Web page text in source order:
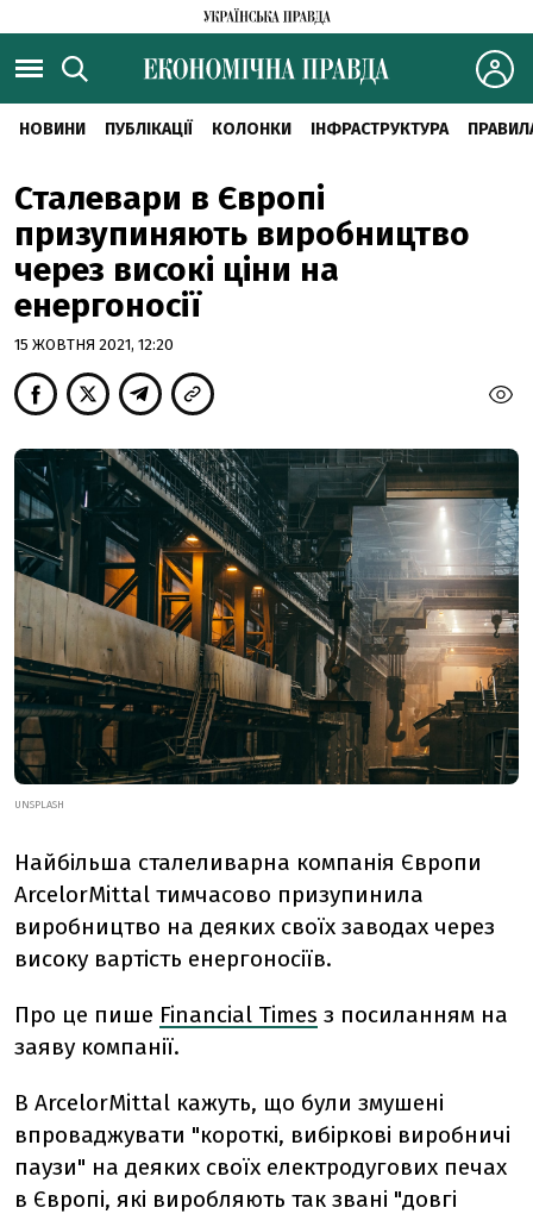
НОВИНИ ПУБЛІКАЦІЇ КОЛОНКИ ІНФРАСТРУКТУРА
Сталевари в Європі
призупиняють виробництво
через високі ціни на
енергоносії
15 ЖОВТНЯ 2021, 12:20
UNSPLASH
Найбільша сталеливарна компанія Європи
ArcelorMittal тимчасово призупинила
виробництво на деяких своїх заводах через
високу вартість енергоносіїв.
Про це пише Financial Times з посиланням на
заяву компанії.
В ArcelorMittal кажуть, що були змушені
впроваджувати "короткі, вибіркові виробничі
паузи" на деяких своїх електродугових печах
в Європі, які виробляють так звані "довгі